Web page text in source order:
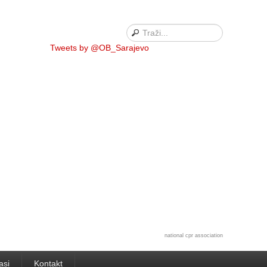
Tweets by @OB_Sarajevo
national cpr association
Kontakt